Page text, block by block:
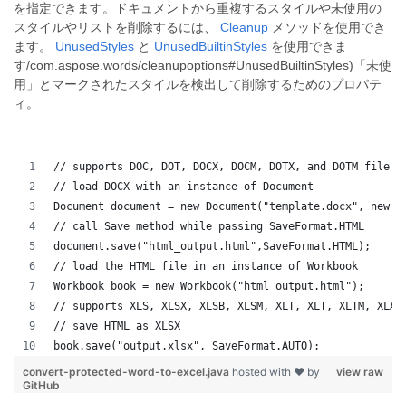
を指定できます。ドキュメントから重複するスタイルや未使用の
スタイルやリストを削除するには、 Cleanup メソッドを使用でき
ます。 UnusedStyles と UnusedBuiltinStyles を使用できま
す/com.aspose.words/cleanupoptions#UnusedBuiltinStyles)「未使
用」とマークされたスタイルを検出して削除するためのプロパテ
ィ。
// supports DOC, DOT, DOCX, DOCM, DOTX, and DOTM file
// load DOCX with an instance of Document
Document document = new Document("template.docx", new
// call Save method while passing SaveFormat.HTML
document.save("html_output.html",SaveFormat.HTML);
// load the HTML file in an instance of Workbook
Workbook book = new Workbook("html_output.html");
// supports XLS, XLSX, XLSB, XLSM, XLT, XLT, XLTM,
// save HTML as XLSX
book.save("output.xlsx", SaveFormat.AUTO);
view raw
convert-protected-word-to-excel.java hosted with ❤ by
GitHub